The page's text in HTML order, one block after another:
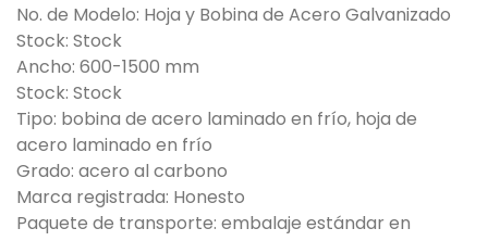
No. de Modelo: Hoja y Bobina de Acero Galvanizado
Stock: Stock
Ancho: 600-1500 mm
Stock: Stock
Tipo: bobina de acero laminado en frío, hoja de
acero laminado en frío
Grado: acero al carbono
Marca registrada: Honesto
Paquete de transporte: embalaje estándar en